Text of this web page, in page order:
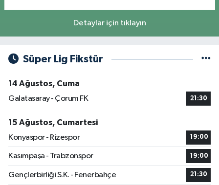
Detaylar için tıklayın
Süper Lig Fikstür
14 Ağustos, Cuma
Galatasaray - Çorum FK
21:30
15 Ağustos, Cumartesi
Konyaspor - Rizespor
19:00
Kasımpaşa - Trabzonspor 19:00
Gençlerbirliği S.K. - Fenerbahçe 21:30